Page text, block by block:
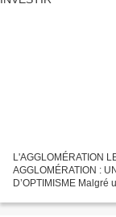
L'AGGLOMÉRATION
AGGLOMÉRATION :
D’OPTIMISME